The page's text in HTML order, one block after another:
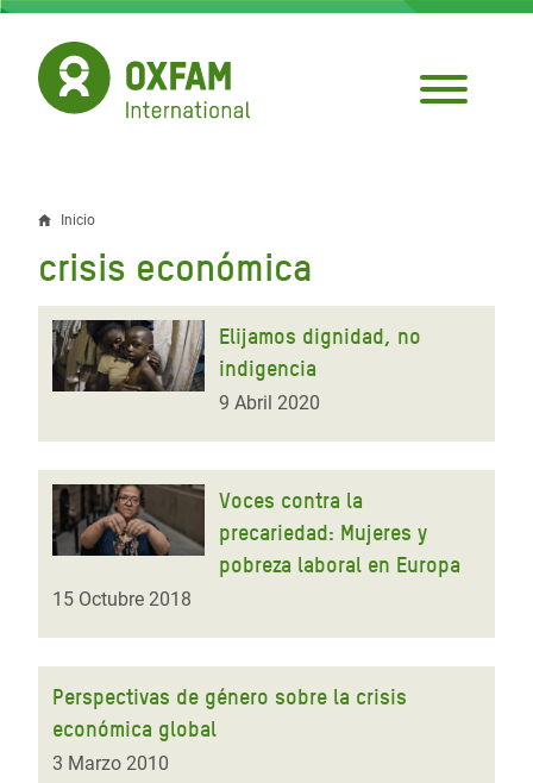
Pasar
contenido
principal
Sobrescribir
enlaces
de
ayuda
la
navegación
Inicio
crisis económica
Elijamos dignidad, no
indigencia
9 Abril 2020
Voces contra la
precariedad: Mujeres y
pobreza laboral en Europa
15 Octubre 2018
Perspectivas de género sobre la crisis
económica global
3 Marzo 2010